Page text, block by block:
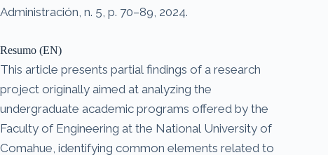
Administración, n. 5, p. 70–89, 2024.
Resumo (EN)
This article presents partial findings of a research
project originally aimed at analyzing the
undergraduate academic programs offered by the
Faculty of Engineering at the National University of
Comahue, identifying common elements related to